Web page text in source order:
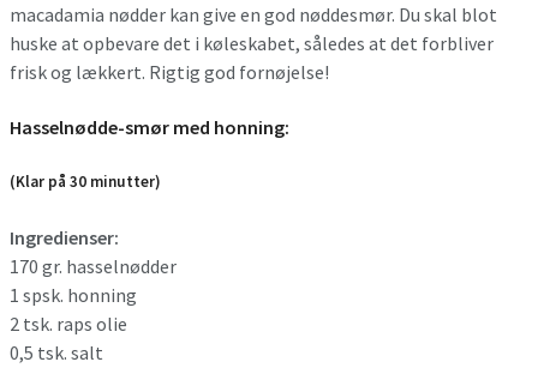
macadamia nødder kan give en god nøddesmør. Du skal blot
huske at opbevare det i køleskabet, således at det forbliver
frisk og lækkert. Rigtig god fornøjelse!
Hasselnødde-smør med honning:
(Klar på 30 minutter)
Ingredienser:
170 gr. hasselnødder
1 spsk. honning
2 tsk. raps olie
0,5 tsk. salt